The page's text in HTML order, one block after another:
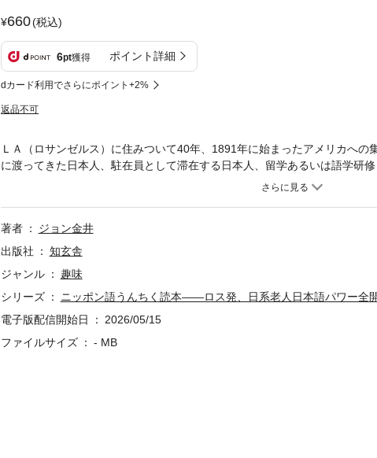
660(税込)
6pt獲得 ポイント詳細
dカード利用でさらにポイント+2%
返品不可
ＬＡ（ロサンゼルス）に住みついて40年、1891年に始まったアメリカへの
に渡ってきた日本人、駐在員として滞在する日本人、留学あるいは語学研
経てたくさんの日本人が暮らしているＬＡで、偶然にも巡り会った日系人
日系高齢者との活気に満ちたやりとりで分かる、日本語の妙味と奥深さを
ニッポン語ふかぼり読本』の続刊。
著者
ジョン金井
出版社
知玄舎
ジャンル
趣味
シリーズ
ニッポン語うんちく読本――ロス発、日系老人日本語パワー全
電子版配信開始日
2026/05/15
ファイルサイズ
- MB